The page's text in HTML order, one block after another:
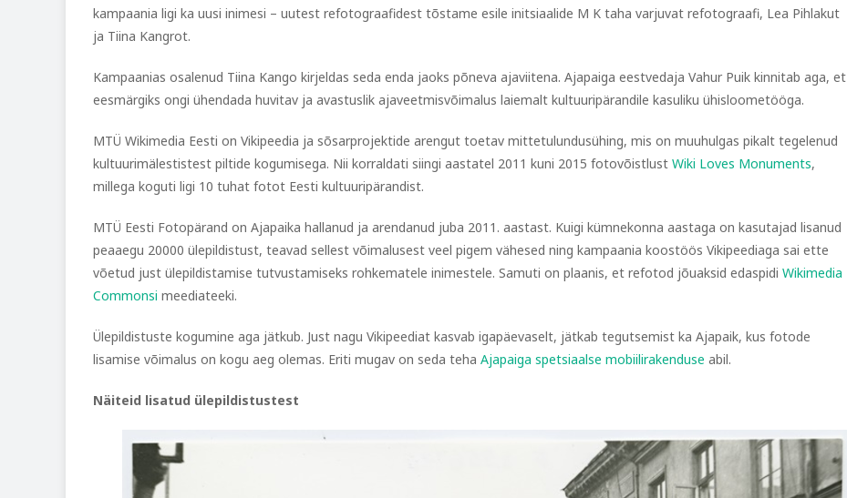
kampaania ligi ka uusi inimesi – uutest refotograafidest tõstame esile initsiaalide M K taha varjuvat refotograafi, Lea Pihlakut
ja Tiina Kangrot.
Kampaanias osalenud Tiina Kango kirjeldas seda enda jaoks põneva ajaviitena. Ajapaiga eestvedaja Vahur Puik kinnitab aga, et
eesmärgiks ongi ühendada huvitav ja avastuslik ajaveetmisvõimalus laiemalt kultuuripärandile kasuliku ühisloometööga.
MTÜ Wikimedia Eesti on Vikipeedia ja sõsarprojektide arengut toetav mittetulundusühing, mis on muuhulgas pikalt tegelenud
kultuurimälestistest piltide kogumisega. Nii korraldati siingi aastatel 2011 kuni 2015 fotovõistlust Wiki Loves Monuments,
millega koguti ligi 10 tuhat fotot Eesti kultuuripärandist.
MTÜ Eesti Fotopärand on Ajapaika hallanud ja arendanud juba 2011. aastast. Kuigi kümnekonna aastaga on kasutajad lisanud
peaaegu 20000 ülepildistust, teavad sellest võimalusest veel pigem vähesed ning kampaania koostöös Vikipeediaga sai ette
võetud just ülepildistamise tutvustamiseks rohkematele inimestele. Samuti on plaanis, et refotod jõuaksid edaspidi Wikimedia
Commonsi meediateeki.
Ülepildistuste kogumine aga jätkub. Just nagu Vikipeediat kasvab igapäevaselt, jätkab tegutsemist ka Ajapaik, kus fotode
lisamise võimalus on kogu aeg olemas. Eriti mugav on seda teha Ajapaiga spetsiaalse mobiilirakenduse abil.
Näiteid lisatud ülepildistustest